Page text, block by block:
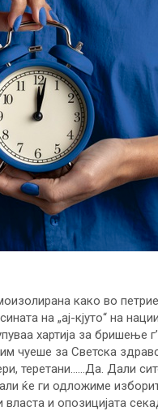
како во
на „ај-кјуто“ на
хартија за бришење
чуеше за Светска
теретани……Да. Дали
ќе ги одложиме
и опозицијата